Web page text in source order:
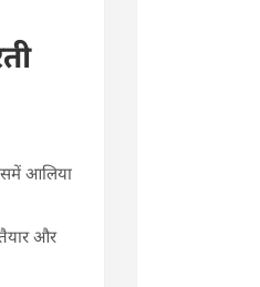
आलिया
और